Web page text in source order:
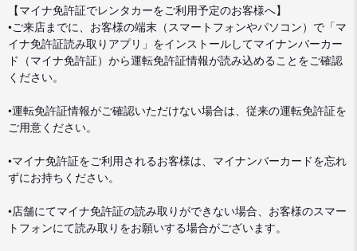
【マイナ免許証でレンタカーをご利用予定のお客様へ】
•ご来店までに、お客様の端末（スマートフォンやパソコン）で「マ
イナ免許証読み取りアプリ」をインストールしてマイナンバーカー
ド（マイナ免許証）から運転免許証情報が読み込めることをご確認
ください。
•運転免許証情報がご確認いただけない場合は、従来の運転免許証を
ご用意ください。
•マイナ免許証をご利用されるお客様は、マイナンバーカードを忘れ
ずにお持ちください。
•店舗にてマイナ免許証の読み取りができない場合、お客様のスマー
トフォンにて読み取りをお願いする場合がございます。